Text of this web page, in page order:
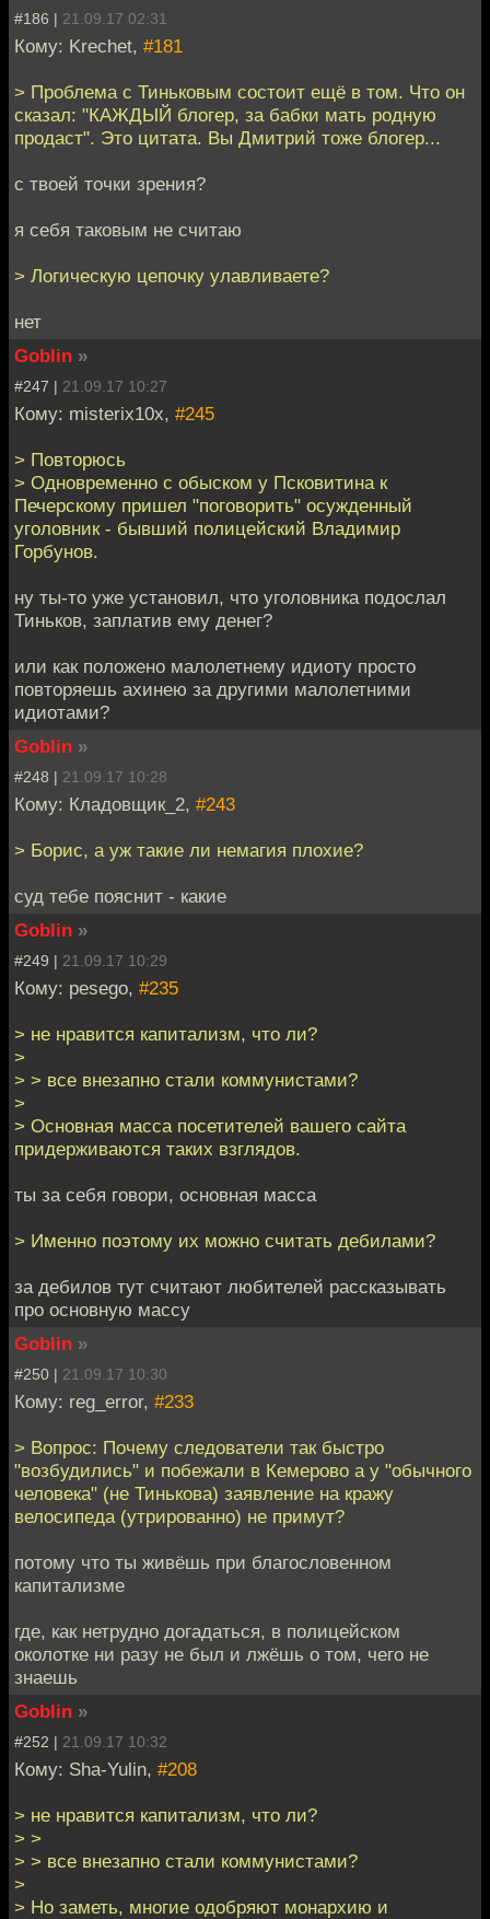
#186 | 21.09.17 02:31
Кому: Krechet, #181
> Проблема с Тиньковым состоит ещё в том. Что он
сказал: "КАЖДЫЙ блогер, за бабки мать родную
продаст". Это цитата. Вы Дмитрий тоже блогер...
с твоей точки зрения?
я себя таковым не считаю
> Логическую цепочку улавливаете?
нет
Goblin »
#247 | 21.09.17 10:27
Кому: misterix10x, #245
> Повторюсь
> Одновременно с обыском у Псковитина к
Печерскому пришел "поговорить" осужденный
уголовник - бывший полицейский Владимир
Горбунов.
ну ты-то уже установил, что уголовника подослал
Тиньков, заплатив ему денег?
или как положено малолетнему идиоту просто
повторяешь ахинею за другими малолетними
идиотами?
Goblin »
#248 | 21.09.17 10:28
Кому: Кладовщик_2, #243
> Борис, а уж такие ли немагия плохие?
суд тебе пояснит - какие
Goblin »
#249 | 21.09.17 10:29
Кому: pesego, #235
> не нравится капитализм, что ли?
>
> > все внезапно стали коммунистами?
>
> Основная масса посетителей вашего сайта
придерживаются таких взглядов.
ты за себя говори, основная масса
> Именно поэтому их можно считать дебилами?
за дебилов тут считают любителей рассказывать
про основную массу
Goblin »
#250 | 21.09.17 10:30
Кому: reg_error, #233
> Вопрос: Почему следователи так быстро
"возбудились" и побежали в Кемерово а у "обычного
человека" (не Тинькова) заявление на кражу
велосипеда (утрированно) не примут?
потому что ты живёшь при благословенном
капитализме
где, как нетрудно догадаться, в полицейском
околотке ни разу не был и лжёшь о том, чего не
знаешь
Goblin »
#252 | 21.09.17 10:32
Кому: Sha-Yulin, #208
> не нравится капитализм, что ли?
> >
> > все внезапно стали коммунистами?
>
> Но заметь, многие одобряют монархию и